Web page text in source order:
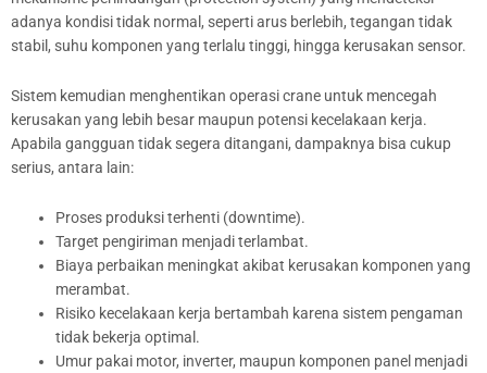
adanya kondisi tidak normal, seperti arus berlebih, tegangan tidak
stabil, suhu komponen yang terlalu tinggi, hingga kerusakan sensor.
Sistem kemudian menghentikan operasi crane untuk mencegah
kerusakan yang lebih besar maupun potensi kecelakaan kerja.
Apabila gangguan tidak segera ditangani, dampaknya bisa cukup
serius, antara lain:
Proses produksi terhenti (downtime).
Target pengiriman menjadi terlambat.
Biaya perbaikan meningkat akibat kerusakan komponen yang
merambat.
Risiko kecelakaan kerja bertambah karena sistem pengaman
tidak bekerja optimal.
Umur pakai motor, inverter, maupun komponen panel menjadi